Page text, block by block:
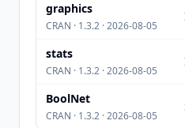
graphics
CRAN · 1.3.2 · 2026-08-05
stats
CRAN · 1.3.2 · 2026-08-05
BoolNet
CRAN · 1.3.2 · 2026-08-05